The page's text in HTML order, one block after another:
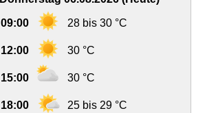
09:00 28 bis 30 °C
12:00 30 °C
15:00 30 °C
18:00 25 bis 29 °C